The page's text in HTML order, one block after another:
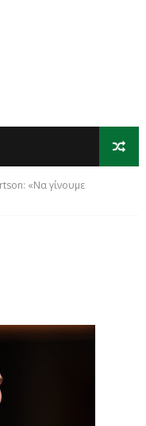
«Να γίνουμε